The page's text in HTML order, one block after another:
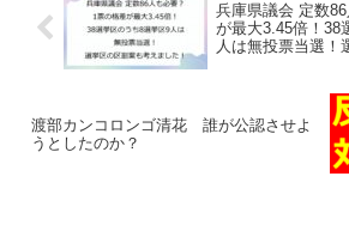
兵庫県議会 定数
が最大3.45倍！38
人は無投票当選！
渡部カンコロンゴ清花 誰が公認させよ
うとしたのか？